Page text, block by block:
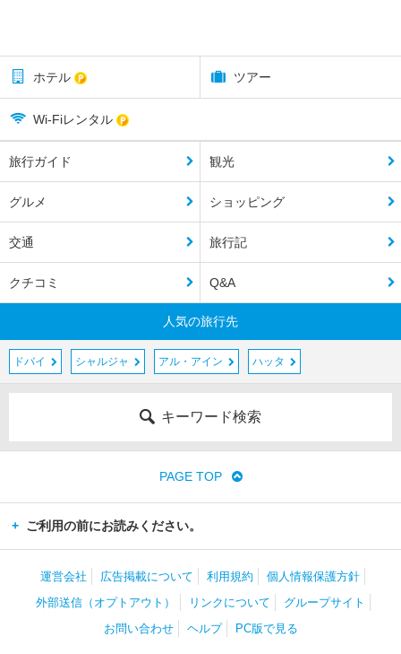
ホテル ツアー
Wi-Fiレンタル
旅行ガイド 観光
グルメ ショッピング
交通 旅行記
クチコミ Q&A
人気の旅行先
ドバイ シャルジャ アル・アイン ハッタ
キーワード検索
PAGE TOP
ご利用の前にお読みください。
運営会社 広告掲載について 利用規約
個人情報保護方針
外部送信（オプトアウト）
リンクについて
グループサイト
お問い合わせ
ヘルプ PC版で見る